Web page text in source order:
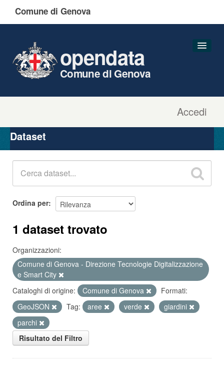
Comune di Genova
Accedi
opendata
Comune di Genova
Organizzazioni
Gruppi
Dataset
Ordina per
1 dataset trovato
Organizzazioni:
Comune di Genova - Direzione Tecnologie Digitalizzazione
e Smart City
Cataloghi di origine:
Comune di Genova
Formati:
GeoJSON
Tag: aree verde
giardini
parchi
Risultato del Filtro